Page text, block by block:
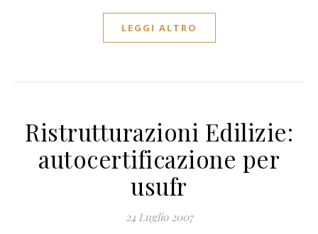
LEGGI ALTRO
Ristrutturazioni Edilizie:
autocertificazione per
usufr
24 Luglio 2007